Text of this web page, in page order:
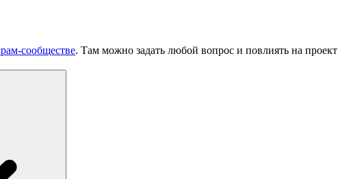
сообществе. Там можно задать любой вопрос и повлиять на проект